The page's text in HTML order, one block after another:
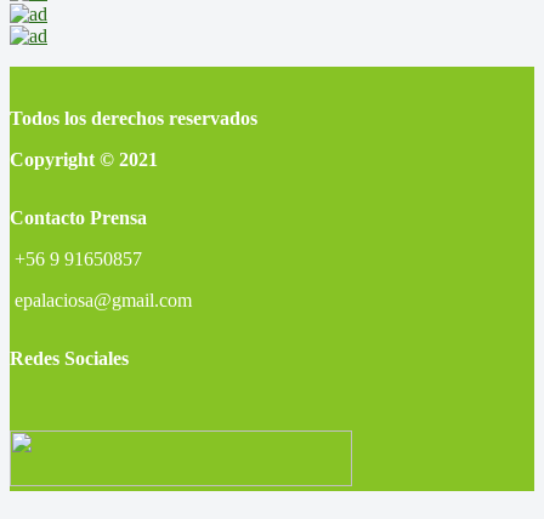
Todos los derechos reservados
Copyright © 2021
Contacto Prensa
+56 9 91650857
epalaciosa@gmail.com
Redes Sociales